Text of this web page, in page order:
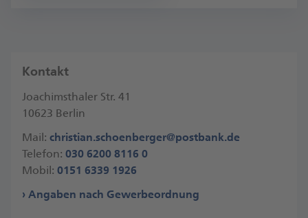
Kontakt
Joachimsthaler Str. 41
10623 Berlin
Mail: christian.schoenberger@postbank.de
Telefon: 030 6200 8116 0
Mobil: 0151 6339 1926
Angaben nach Gewerbeordnung